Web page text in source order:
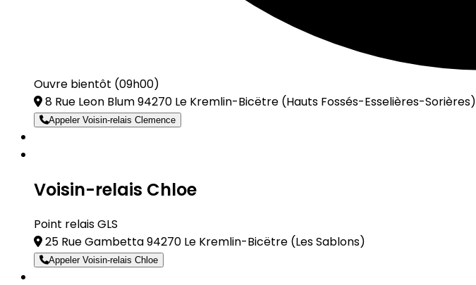
Ouvre bientôt (09h00)
8 Rue Leon Blum 94270 Le Kremlin-Bicëtre (Hauts Fossés-Esselières-Sorières)
Appeler Voisin-relais Clemence
Voisin-relais Chloe
Point relais GLS
25 Rue Gambetta 94270 Le Kremlin-Bicëtre (Les Sablons)
Appeler Voisin-relais Chloe